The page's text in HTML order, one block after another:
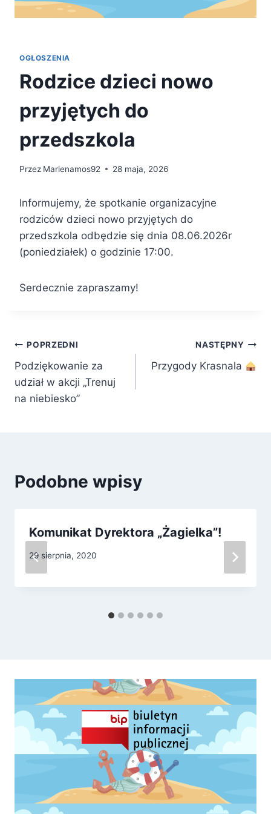
OGŁOSZENIA
Rodzice dzieci nowo
przyjętych do
przedszkola
Przez Marlenamos92 28 maja, 2026
Informujemy, że spotkanie organizacyjne
rodziców dzieci nowo przyjętych do
przedszkola odbędzie się dnia 08.06.2026r
(poniedziałek) o godzinie 17:00.
Serdecznie zapraszamy!
Nawigacja
wpisu
POPRZEDNI
Podziękowanie za
udział w akcji „Trenuj
na niebiesko”
NASTĘPNY
Przygody Krasnala
Podobne wpisy
Komunikat Dyrektora „Żagielka”!
29 sierpnia, 2020